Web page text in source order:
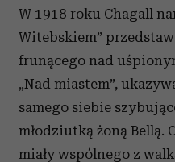
W 1918 roku Chagall
Witebskiem”
frunącego nad
„Nad miastem”,
samego siebie
młodziutką żoną Bellą.
miały wspólnego z